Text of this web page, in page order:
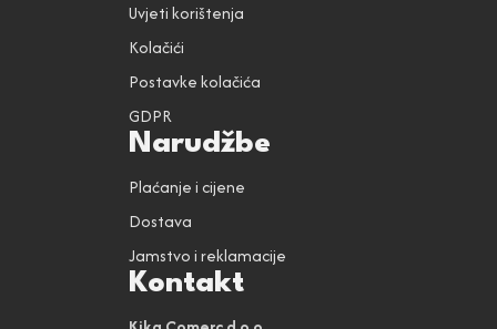
Uvjeti korištenja
Kolačići
Postavke kolačića
GDPR
Narudžbe
Plaćanje i cijene
Dostava
Jamstvo i reklamacije
Kontakt